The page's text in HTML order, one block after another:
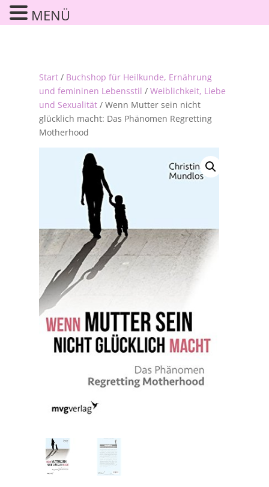
Start/ Buchshop für Heilkunde, Ernährung
und femininen Lebensstil / Weiblichkeit, Liebe
und Sexualität/ Wenn Mutter sein nicht
glücklich macht: Das Phänomen Regretting
Motherhood
MENÜ